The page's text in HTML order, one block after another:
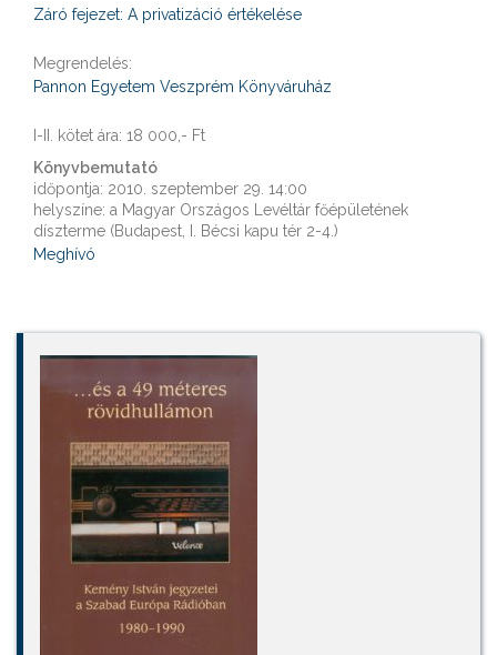
Záró fejezet: A privatizáció értékelése
Megrendelés:
Pannon Egyetem Veszprém Könyváruház
I-II. kötet ára: 18 000,- Ft
Könyvbemutató
időpontja: 2010. szeptember 29. 14:00
helyszíne: a Magyar Országos Levéltár főépületének
díszterme (Budapest, I. Bécsi kapu tér 2-4.)
Meghívó